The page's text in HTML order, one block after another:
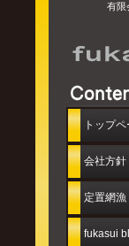
有限
トップ
会社方針
定置網
fukasui